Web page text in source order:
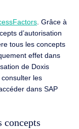
Grâce à
d’autorisation
tous les concepts
effet dans
de Doxis
consulter les
dans SAP
concepts